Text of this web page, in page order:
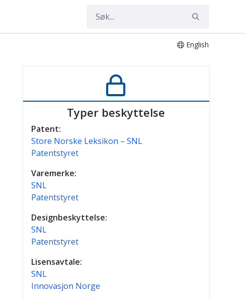
English

Typer beskyttelse
Patent:
Store Norske Leksikon – SNL
Patentstyret
Varemerke:
SNL
Patentstyret
Designbeskyttelse:
SNL
Patentstyret
Lisensavtale:
SNL
Innovasjon Norge